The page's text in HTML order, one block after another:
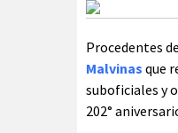
Procedentes
Malvinas que
suboficiales y
202°